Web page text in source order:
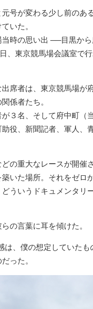
号が変わる少し前のあ
いた。
当時の思い出 ──目黒か
、東京競馬場会議室で
席者は、東京競馬場が
係者たち。
３名、そして府中町（
役、新聞記者、軍人、
の重大なレースが開催
いた場所。それをゼロ
ういうドキュメンタリ
の言葉に耳を傾けた。
、僕の想定していたも
った。